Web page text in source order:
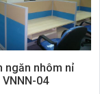
ngăn nhôm nỉ
VNNN-04